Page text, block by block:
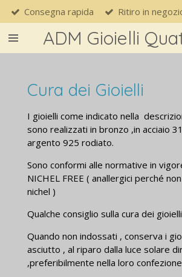
Vai
al
contenuto
principale
ADM Gioielli
Consegna rapida Ritiro in
Cura dei Gioielli
I gioielli come indicato nella
sono realizzati in bronzo ,in acciaio
argento 925 rodiato.
Sono conformi alle normative in
NICHEL FREE ( anallergici perché
nichel )
Qualche consiglio sulla cura dei
Quando non indossati , conserva i
asciutto , al riparo dalla luce solare
,preferibilmente nella loro